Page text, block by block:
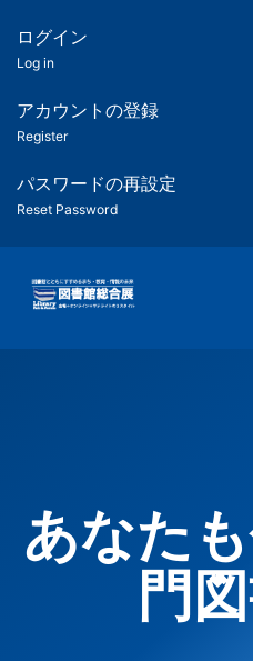
ツ
匿
名
ユ
ー
ー
用
メ
ログイン
Log in
アカウントの登録
Register
パスワードの再設定
Reset Password
あなた
門